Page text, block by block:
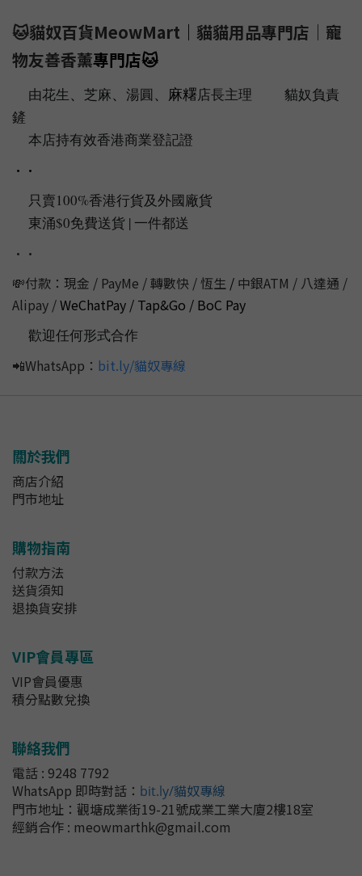
🐱貓奴百貨MeowMart ｜ 貓貓用品專門店｜寵
物友善香薰專門店🐱
🇭🇰
由花生 芝麻 湯圓 、麻糬店長主理
貓奴負責
鏟
本店持有效香港商業登記證
••
只賣100%香港行貨及外國廠貨
📦東涌$0免費送貨 | 一件都送
••
💸付款：現金 / PayMe / 轉數快 / 恆生 / 中銀ATM / 八達通 /
Alipay /WeChatPay / Tap&Go / BoC Pay
歡迎任何形式合作
📲WhatsApp： bit.ly/貓奴專線
關於我們
商店介紹
門市地址
購物指南
付款方法
送貨須知
退換貨安排
VIP會員專區
VIP會員優惠
積分點數兌換
聯絡我們
電話 : 9248 7792
WhatsApp 即時對話 ： bit.ly/貓奴專線
門市地址： 觀塘成業街19-21號成業工業大廈2樓18室
經銷合作 : meowmarthk@gmail.com